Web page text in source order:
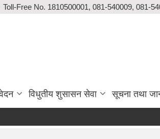
Toll-Free No. 1810500001, 081-540009, 081-
विधुतीय शुसासन सेवा सूचना तथा